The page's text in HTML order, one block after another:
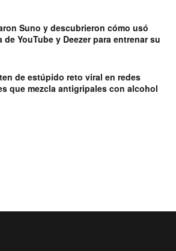
Suno y descubrieron cómo usó
de YouTube y Deezer para entrenar su
de estúpido reto viral en redes
que mezcla antigripales con alcohol